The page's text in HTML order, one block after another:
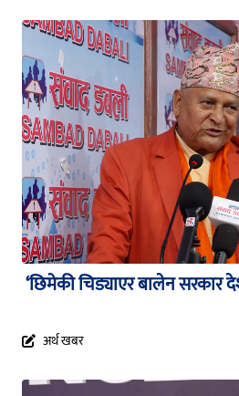
‘छिमेकी चिड्याएर बालेन सरकार
अर्थ खबर